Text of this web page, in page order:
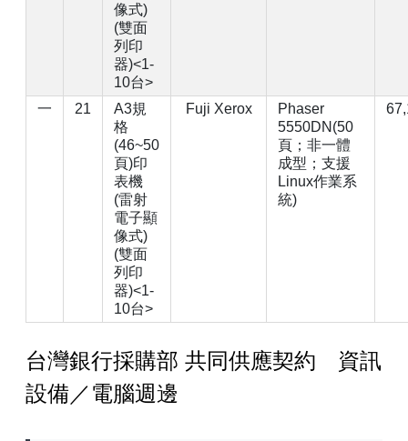
像式)
(雙面
列印
器)<1-
10台>
一 21
A3規
格
(46~50
頁)印
表機
(雷射
電子顯
像式)
(雙面
列印
器)<1-
10台>
Fuji Xerox
Phaser
5550DN(50
頁；非一體
成型；支援
Linux作業系
統)
台灣銀行採購部 共同供應契約 資訊
設備／電腦週邊